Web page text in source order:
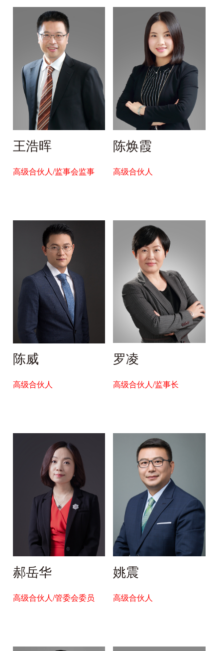
王浩晖
高级合伙人/监事会监事
陈焕霞
高级合伙人
陈威
高级合伙人
罗凌
高级合伙人/监事长
郝岳华
高级合伙人/管委会委员
姚震
高级合伙人